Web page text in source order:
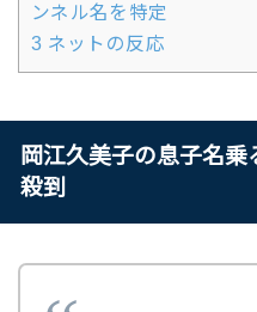
ンネル名を特定
3 ネットの反応
岡江久美子の息子名
殺到